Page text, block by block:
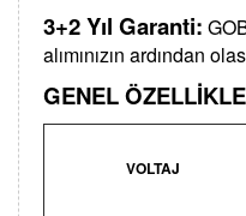
3+2 Yıl Garanti:
alımınızın ardından
GENEL
VOLTAJ